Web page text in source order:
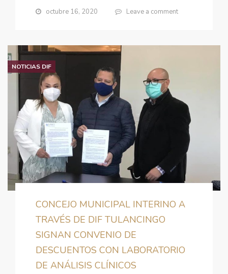
octubre 16, 2020 Leave a comment
NOTICIAS DIF
CONCEJO MUNICIPAL INTERINO A
TRAVÉS DE DIF TULANCINGO
SIGNAN CONVENIO DE
DESCUENTOS CON LABORATORIO
DE ANÁLISIS CLÍNICOS